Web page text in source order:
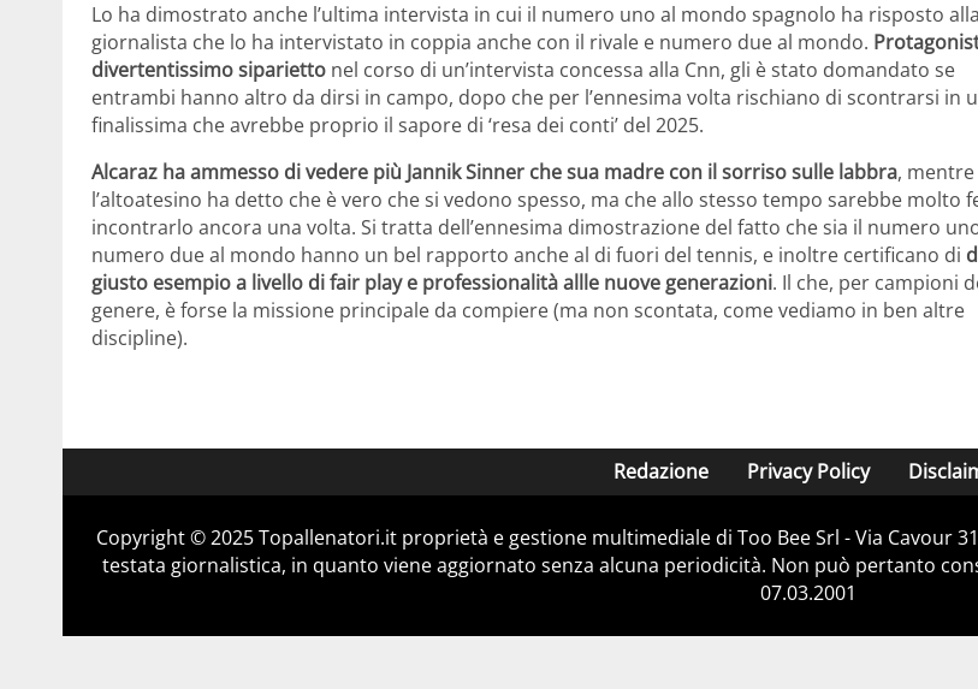
Lo ha dimostrato anche l’ultima intervista in cui il numero uno al mondo spagnolo ha risposto alla
giornalista che lo ha intervistato in coppia anche con il rivale e numero due al mondo.
divertentissimo siparietto nel corso di un’intervista concessa alla Cnn, gli è stato domandato se
entrambi hanno altro da dirsi in campo, dopo che per l’ennesima volta rischiano di scontrarsi in
finalissima che avrebbe proprio il sapore di ‘resa dei conti’ del 2025.
Alcaraz ha ammesso di vedere più Jannik Sinner che sua madre con il sorriso sulle labbra, mentre
l’altoatesino ha detto che è vero che si vedono spesso, ma che allo stesso tempo sarebbe molto
incontrarlo ancora una volta. Si tratta dell’ennesima dimostrazione del fatto che sia il numero
numero due al mondo hanno un bel rapporto anche al di fuori del tennis, e inoltre certificano di
giusto esempio a livello di fair play e professionalità allle nuove generazioni. Il che, per campioni
genere, è forse la missione principale da compiere (ma non scontata, come vediamo in ben altre
discipline).
Redazione Privacy Policy
Copyright © 2025 Topallenatori.it proprietà e gestione multimediale di Too Bee Srl - Via Cavour
testata giornalistica, in quanto viene aggiornato senza alcuna periodicità. Non può pertanto
07.03.2001